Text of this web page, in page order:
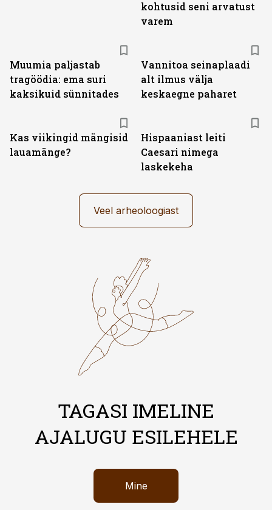
kohtusid seni arvatust
varem
Muumia paljastab
tragöödia: ema suri
kaksikuid sünnitades
Vannitoa seinaplaadi
alt ilmus välja
keskaegne paharet
Kas viikingid mängisid
lauamänge?
Hispaaniast leiti
Caesari nimega
laskekeha
Veel arheoloogiast
TAGASI IMELINE
AJALUGU ESILEHELE
Mine